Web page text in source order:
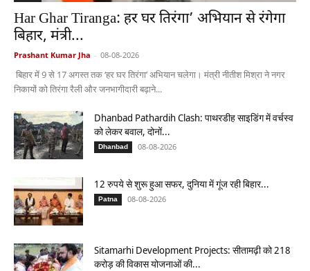
Har Ghar Tiranga: हर घर तिरंगा’ अभियान से रंगेगा
बिहार, मंत्री...
Prashant Kumar Jha - 08-08-2026
बिहार में 9 से 17 अगस्त तक ‘हर घर तिरंगा’ अभियान चलेगा। मंत्री नीतीश मिश्रा ने नगर
निकायों को तिरंगा रैली और जनभागीदारी बढ़ाने...
Dhanbad Pathardih Clash: पाथरडीह साइडिंग में वर्चस्व
को लेकर बवाल, दोनों...
Dhanbad 08-08-2026
12 रुपये से शुरू हुआ सफर, दुनिया में गूंज रही बिहार...
Patna 08-08-2026
Sitamarhi Development Projects: सीतामढ़ी को 218
करोड़ की विकास योजनाओं की...